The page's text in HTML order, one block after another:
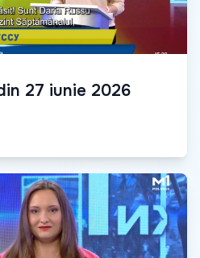
27 iunie 2026